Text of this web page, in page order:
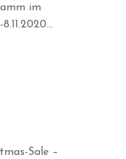
im
Sale –